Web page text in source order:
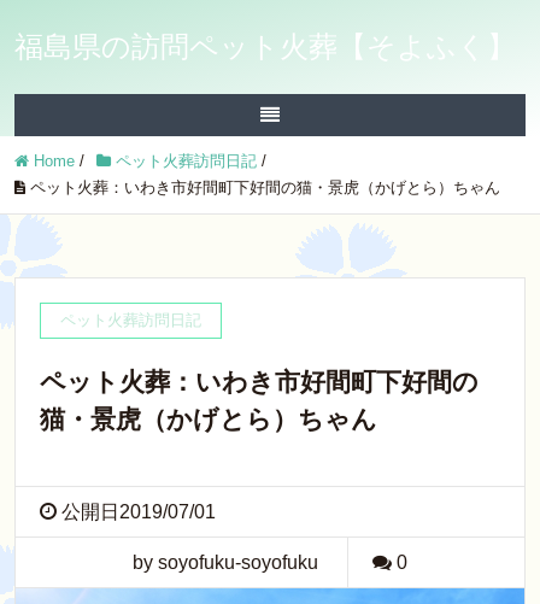
福島県の訪問ペット火葬【そよふく】
Home / ペット火葬訪問日記 /
ペット火葬：いわき市好間町下好間の猫・景虎（かげとら）ちゃん
ペット火葬訪問日記
ペット火葬：いわき市好間町下好間の
猫・景虎（かげとら）ちゃん
公開日2019/07/01
by soyofuku-soyofuku 0